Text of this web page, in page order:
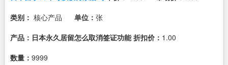
类别： 核心产品 单位： 张
产品：日本永久居留怎么取消签证功能 折扣价： 1.00
数量： 9999